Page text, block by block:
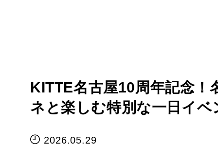
KITTE名古屋10周年記念！
ネと楽しむ特別な一日イベ
2026.05.29